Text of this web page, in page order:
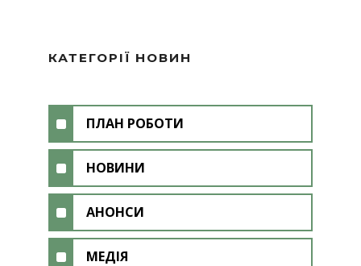
КАТЕГОРІЇ НОВИН
ПЛАН РОБОТИ
НОВИНИ
АНОНСИ
МЕДІЯ